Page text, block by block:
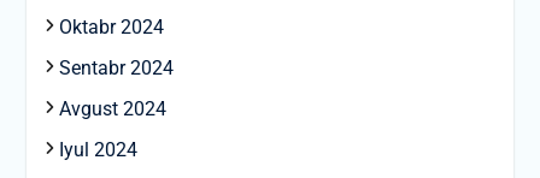
Oktabr 2024
Sentabr 2024
Avgust 2024
Iyul 2024